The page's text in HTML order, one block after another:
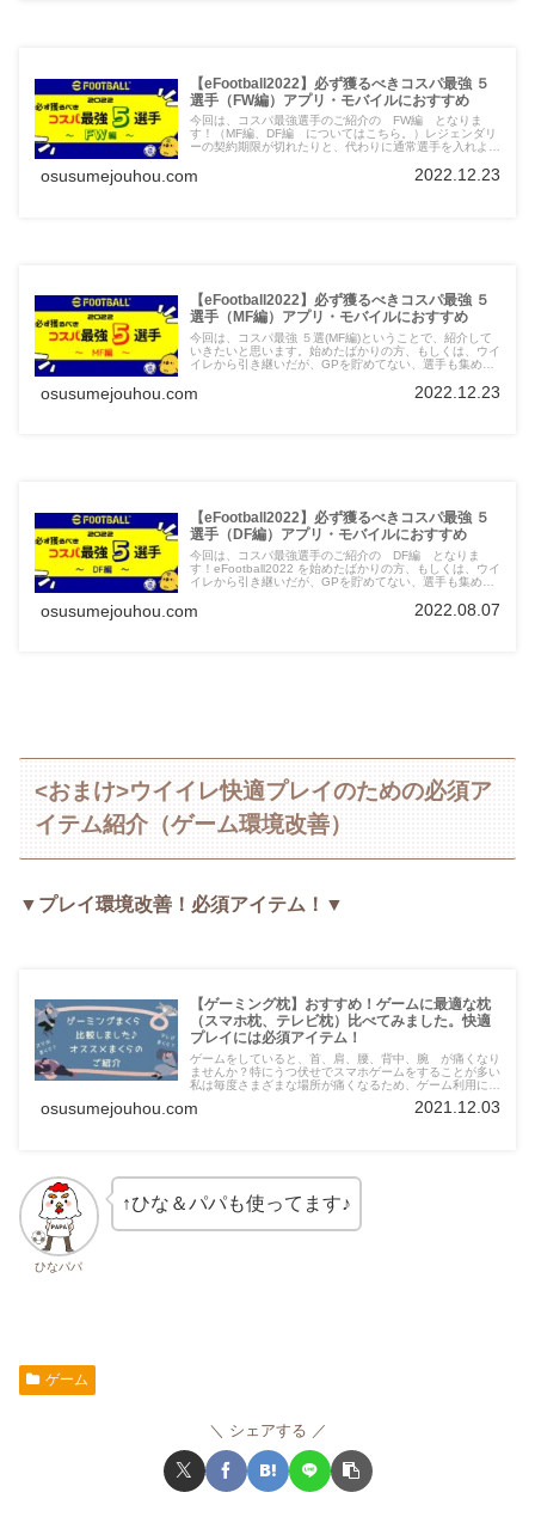
【eFootball2022】必ず獲るべきコスパ最強 ５
選手（FW編）アプリ・モバイルにおすすめ
今回は、コスパ最強選手のご紹介の FW編 となりま
す！（MF編、DF編 についてはこちら。）レジェンダリ
ーの契約期限が切れたりと、代わりに通常選手を入れよう
んな方には特に参考にしていただければと思います。上級
osusumejouhou.com 2022.12.23
【eFootball2022】必ず獲るべきコスパ最強 ５
選手（MF編）アプリ・モバイルにおすすめ
今回は、コスパ最強 ５選(MF編)ということで、紹介して
いきたいと思います。始めたばかりの方、もしくは、ウイ
イレから引き継いだが、GPを貯めてない、選手も集めて
5名 選びました。GPはあまり持っていないけど、戦力
を増強したい！という方には参考になるかと思います。無
osusumejouhou.com 2022.12.23
【eFootball2022】必ず獲るべきコスパ最強 ５
選手（DF編）アプリ・モバイルにおすすめ
今回は、コスパ最強選手のご紹介の DF編 となりま
す！eFootball2022 を始めたばかりの方、もしくは、ウイ
イレから引き継いだが、GPを貯めてない、選手も集めて
手を 5名 選びました。GPはあまり持っていないけ
ど、戦力を増強したい！という方に参考にしていただけれ
osusumejouhou.com 2022.08.07
<おまけ>ウイイレ快適プレイのための必須ア
イテム紹介（ゲーム環境改善）
▼プレイ環境改善！必須アイテム！▼
【ゲーミング枕】おすすめ！ゲームに最適な枕
（スマホ枕、テレビ枕）比べてみました。快適
プレイには必須アイテム！
ゲームをしていると、首、肩、腰、背中、腕 が痛くなり
ませんか？特にうつ伏せでスマホゲームをすることが多い
私は毎度さまざまな場所が痛くなるため、ゲーム利用に適
ました。結果、私と同じように困っている方に、十分おす
最もおすすめできるものを紹介していきたいと思いますの
osusumejouhou.com 2021.12.03
ひなパパ
↑ひな＆パパも使ってます♪
ゲーム
シェアする